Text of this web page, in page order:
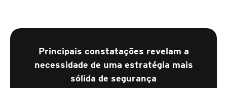
Principais constatações revelam a
necessidade de uma estratégia mais
sólida de segurança